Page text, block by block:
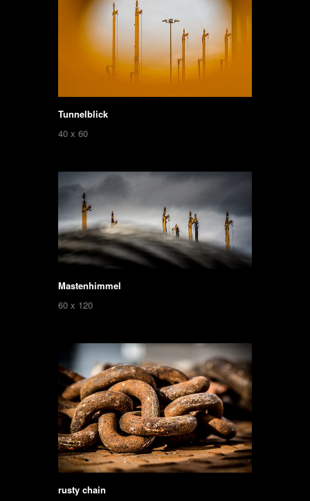
Tunnelblick
40 x 60
Mastenhimmel
60 x 120
rusty chain